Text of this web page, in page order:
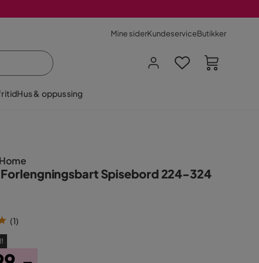
Mine siderKundeserviceButikker
Hus & oppussing
Forlengningsbart Spisebord 224-324
(1)